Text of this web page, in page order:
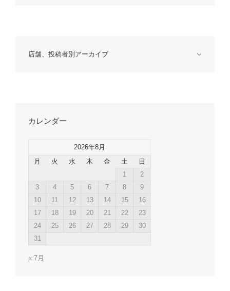
店舗、投稿者別アーカイブ
カレンダー
2026年8月
月
火 水 木 金 土
日
1
2
3
4 5 6 7 8
9
10
11 12 13 14 15
16
17
18 19 20 21 22
23
24
25 26 27 28 29
30
31
« 7月